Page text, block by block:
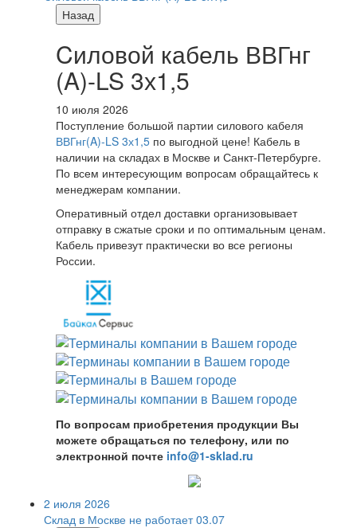
Назад
Cиловой кабель ВВГнг
(A)-LS 3х1,5
10 июля 2026
Поступление большой партии силового кабеля
ВВГнг(A)-LS 3х1,5 по выгодной цене! Кабель в
наличии на складах в Москве и Санкт-Петербурге.
По всем интересующим вопросам обращайтесь к
менеджерам компании.
Оперативный отдел доставки организовывает
отправку в сжатые сроки и по оптимальным ценам.
Кабель привезут практически во все регионы
России.
По вопросам приобретения продукции Вы
можете обращаться по телефону, или по
электронной почте info@1-sklad.ru
2 июля 2026
Склад в Москве не работает 03.07